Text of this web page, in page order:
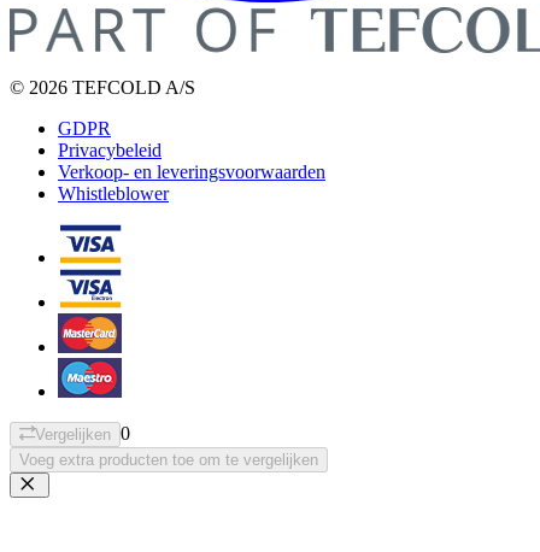
© 2026 TEFCOLD A/S
GDPR
Privacybeleid
Verkoop- en leveringsvoorwaarden
Whistleblower
Vergelijken 0
Voeg extra producten toe om te vergelijken